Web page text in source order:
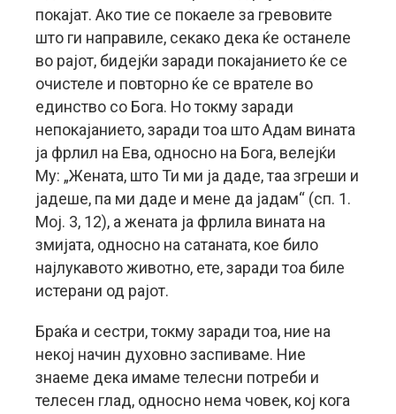
покајат. Ако тие се покаеле за гревовите
што ги направиле, секако дека ќе останеле
во рајот, бидејќи заради покајанието ќе се
очистеле и повторно ќе се врателе во
единство со Бога. Но токму заради
непокајанието, заради тоа што Адам вината
ја фрлил на Ева, односно на Бога, велејќи
Му: „Жената, што Ти ми ја даде, таа згреши и
јадеше, па ми даде и мене да јадам“ (сп. 1.
Мој. 3, 12), а жената ја фрлила вината на
змијата, односно на сатаната, кое било
најлукавото животно, ете, заради тоа биле
истерани од рајот.
Браќа и сестри, токму заради тоа, ние на
некој начин духовно заспиваме. Ние
знаеме дека имаме телесни потреби и
телесен глад, односно нема човек, кој кога